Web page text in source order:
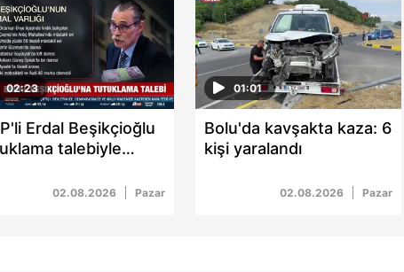
yer alan panel vasıtasıyla belirleyebilirsiniz. Çerezlere
Metnimiziziyaret edebilirsiniz.
Kanunu uyarınca hazırlanmış Aydınlatma Metnimizi
çerezlerle ilgili bilgi almak için lütfentıklayınız.
02:23
Erdal Beşikçioğlu
talebiyle
02.08.2026 Pazar
01:01
Bolu'da kavşakta kaza: 6
kişi yaralandı
02.08.2026 Pazar